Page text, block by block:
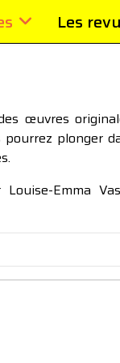
Les
œuvres
plonger
Emma